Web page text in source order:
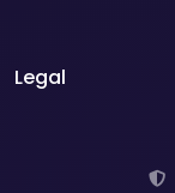
Legal